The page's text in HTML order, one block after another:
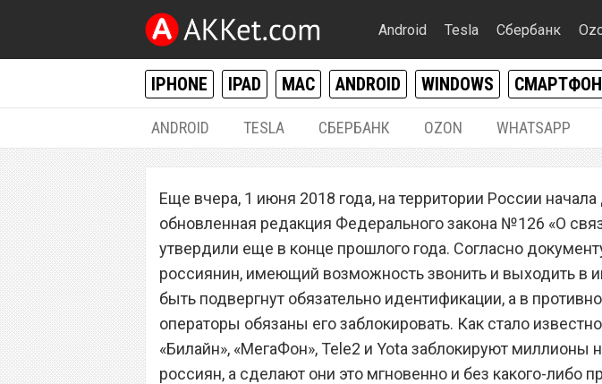
Android Tesla Сбербанк
IPHONE IPAD MAC ANDROID WINDOWS
ANDROID TESLA СБЕРБАНК OZON WHATSAPP
Номера телефонов миллионов
заблокируют мгновенно и без
предупреждения
Еще вчера, 1 июня 2018 года, на территории России начала
обновленная редакция Федерального закона №126 «О
утвердили еще в конце прошлого года. Согласно
россиянин, имеющий возможность звонить и выходить в
быть подвергнут обязательно идентификации, а в
операторы обязаны его заблокировать. Как стало
«Билайн», «МегаФон», Tele2 и Yota заблокируют миллионы
россиян, а сделают они это мгновенно и без какого-либо